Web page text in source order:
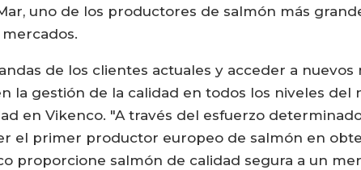
uno de los productores de salmón más
de los clientes actuales y acceder a
la gestión de la calidad en todos los niveles del
en Vikenco. "A través del esfuerzo
el primer productor europeo de salmón en
proporcione salmón de calidad segura a un